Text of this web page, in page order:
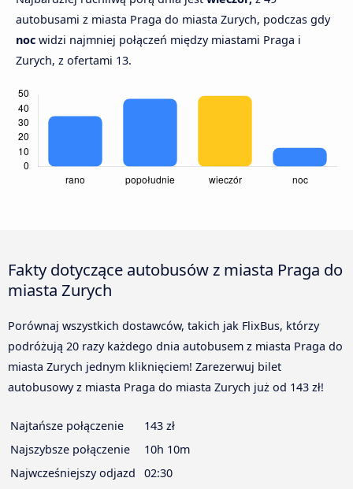
autobusami z miasta Praga do miasta Zurych, podczas gdy
noc widzi najmniej połączeń między miastami Praga i
Zurych, z ofertami 13.
Fakty dotyczące autobusów z miasta Praga do
miasta Zurych
Porównaj wszystkich dostawców, takich jak FlixBus, którzy
podróżują 20 razy każdego dnia autobusem z miasta Praga do
miasta Zurych jednym kliknięciem! Zarezerwuj bilet
autobusowy z miasta Praga do miasta Zurych już od 143 zł!
Najtańsze połączenie
143 zł
Najszybsze połączenie
10h 10m
Najwcześniejszy odjazd
02:30